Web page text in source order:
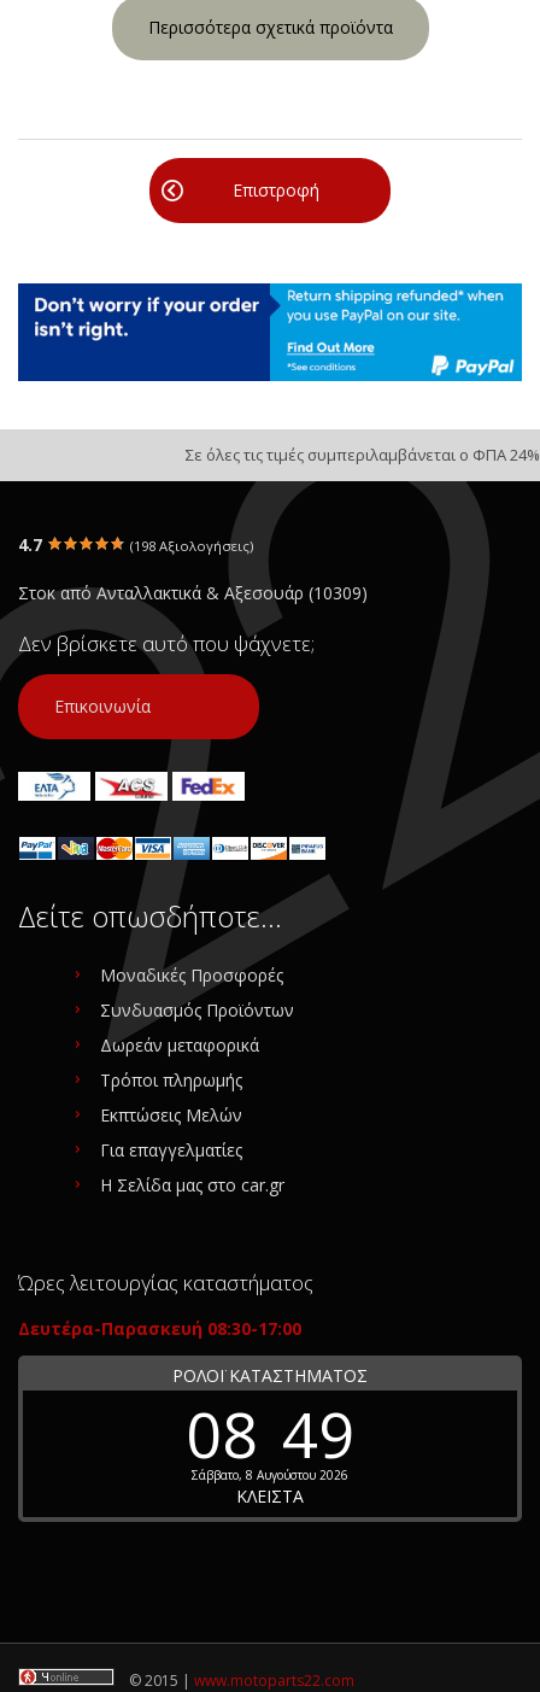
Περισσότερα σχετικά προϊόντα
Επιστροφή
Σε όλες τις τιμές συμπεριλαμβάνεται ο ΦΠΑ 24%
4.7 (198 Αξιολογήσεις)
Στοκ από Ανταλλακτικά & Αξεσουάρ (10309)
Δεν βρίσκετε αυτό που ψάχνετε;
Επικοινωνία
Δείτε οπωσδήποτε…
Μοναδικές Προσφορές
Συνδυασμός Προϊόντων
Δωρεάν μεταφορικά
Τρόποι πληρωμής
Εκπτώσεις Μελών
Για επαγγελματίες
Η Σελίδα μας στο car.gr
Ώρες λειτουργίας καταστήματος
Δευτέρα-Παρασκευή 08:30-17:00
ΡΟΛΟΪ ΚΑΤΑΣΤΗΜΑΤΟΣ
08 49
Σάββατο, 8 Αυγούστου 2026
ΚΛΕΙΣΤΑ
© 2015 | www.motoparts22.com